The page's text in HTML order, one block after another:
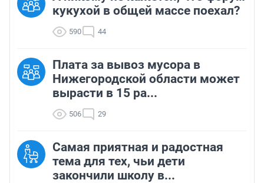
кукухой в общей массе поехал?
590 44
Плата за вывоз мусора в
Нижегородской области может
вырасти в 15 ра...
506 29
Самая приятная и радостная
тема для тех, чьи дети
закончили школу в...